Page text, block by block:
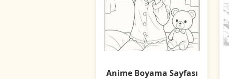
Anime Boyama Sayfası